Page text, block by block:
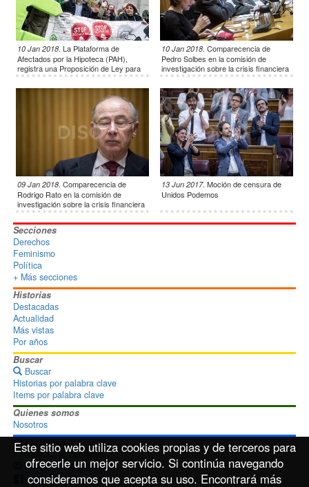
10 Jan 2018. La Plataforma de
Afectados por la Hipoteca (PAH),
registra una Proposición de Ley para
instar a todas las fuerzas políticas del
país a asumir un compromiso firme
con las demandas históricas de los
colectivos sociales en materia de
10 Jan 2018. Comparecencia de
Pedro Solbes en la comisión de
investigación sobre la crisis financiera
de España.
09 Jan 2018. Comparecencia de
Rodrigo Rato en la comisión de
investigación sobre la crisis financiera
de España
13 Jun 2017. Moción de censura de
Unidos Podemos
Secciones
Derechos
Feminismo
Política
+ Más secciones
Historias
Destacadas
Actualidad
Más vistas
Por años
Buscar
Buscar
Historias por palabra clave
Items por palabra clave
Quienes somos
Nosotros
Contáctanos
Formulario de contacto
info@disoimages.com
Este sitio web utiliza cookies propias y de terceros para
ofrecerle un mejor servicio. Si continúa navegando
consideramos que acepta su uso. Encontrará más